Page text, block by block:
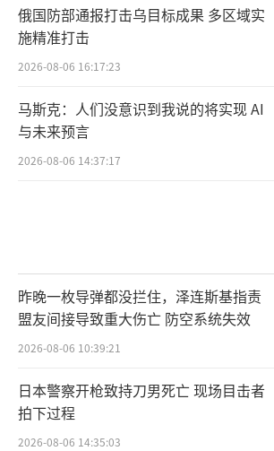
俄国防部通报打击乌目标成果 多区域实
施精准打击
2026-08-06 16:17:23
马斯克：人们没意识到我说的将实现 AI
与未来预言
2026-08-06 14:37:17
昨晚一枚导弹都没拦住，泽连斯基指责
盟友间接导致重大伤亡 防空系统失效
2026-08-06 10:39:21
日本警察开枪致持刀男死亡 现场目击者
拍下过程
2026-08-06 14:35:03